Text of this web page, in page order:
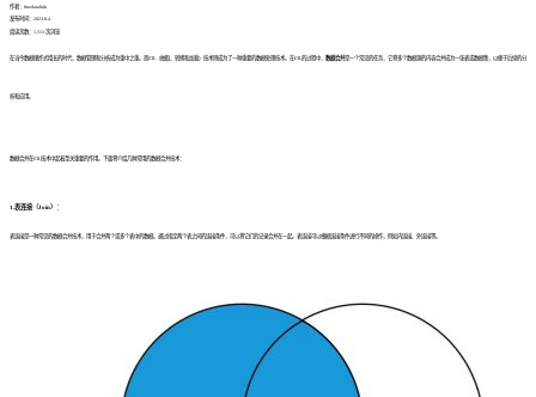
作者：finedatalink
发布时间：2023.8.4
阅读次数：1,513 次浏览
在当今数据爆炸式增长的时代，数据管理和分析成为重中之重。而ETL（抽取、转换和加载）技术则成为了一种重要的数据处理技术。在ETL的过程中， 数据合并 是一个常见的任务，它将多个数据源的内容合并成为一张表或数据集，以便于后续的分
析和应用。
数据合并在ETL技术中起着至关重要的作用。下面将介绍几种常用的数据合并技术：
1.表连接（Join）：
表连接是一种常见的数据合并技术，用于合并两个或多个表中的数据。通过指定两个表之间的连接条件，可以将它们的记录合并在一起。表连接可以根据连接条件进行不同的操作，例如内连接、外连接等。